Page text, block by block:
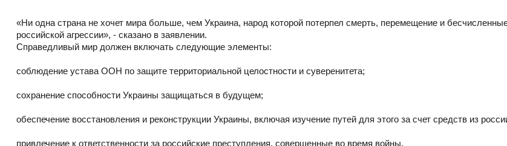
«Ни одна страна не хочет мира больше, чем Украина, народ которой потерпел смерть, перемещение и
российской агрессии», - сказано в заявлении.
Справедливый мир должен включать следующие элементы:
соблюдение устава ООН по защите территориальной целостности и суверенитета;
сохранение способности Украины защищаться в будущем;
обеспечение восстановления и реконструкции Украины, включая изучение путей для этого за счет средств из
привлечение к ответственности за российские преступления, совершенные во время войны.